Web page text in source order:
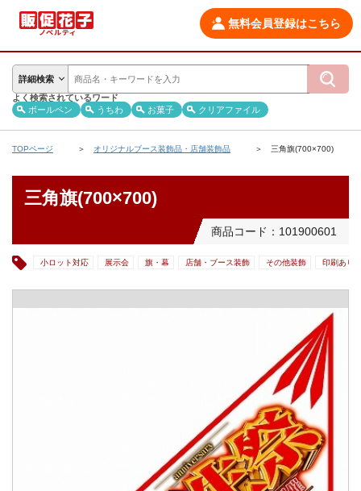
無料会員登録はこちら
詳細検索
よく検索されているワード
ボールペン
うちわ お菓子 クリアファイル
TOPページ オリジナルブース装飾品・店舗装飾品 三角旗(700×700)
三角旗(700×700)
商品コード：101900601
小ロット対応 展示会 旗・幕 店舗・ブース装飾 その他装飾 印刷あり